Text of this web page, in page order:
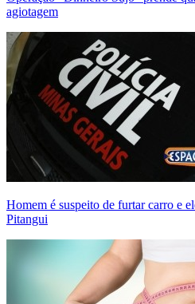
agiotagem
Homem é suspeito de furtar carro e
Pitangui